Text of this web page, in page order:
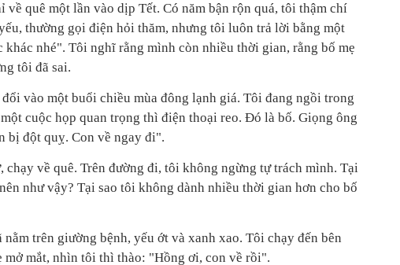
về quê một lần vào dịp Tết. Có năm bận rộn quá, tôi thậm chí
thường gọi điện hỏi thăm, nhưng tôi luôn trả lời bằng một
khác nhé". Tôi nghĩ rằng mình còn nhiều thời gian, rằng bố mẹ
tôi đã sai.
vào một buổi chiều mùa đông lạnh giá. Tôi đang ngồi trong
cuộc họp quan trọng thì điện thoại reo. Đó là bố. Giọng ông
bị đột quỵ. Con về ngay đi".
chạy về quê. Trên đường đi, tôi không ngừng tự trách mình. Tại
như vậy? Tại sao tôi không dành nhiều thời gian hơn cho bố
trên giường bệnh, yếu ớt và xanh xao. Tôi chạy đến bên
mở mắt, nhìn tôi thì thào: "Hồng ơi, con về rồi".